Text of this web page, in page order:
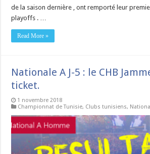
de la saison dernière , ont remporté leur
playoffs . …
Read More »
Nationale A J-5 : le CHB
ticket.
1 novembre 2018
Championnat de Tunisie, Clubs tunisiens,